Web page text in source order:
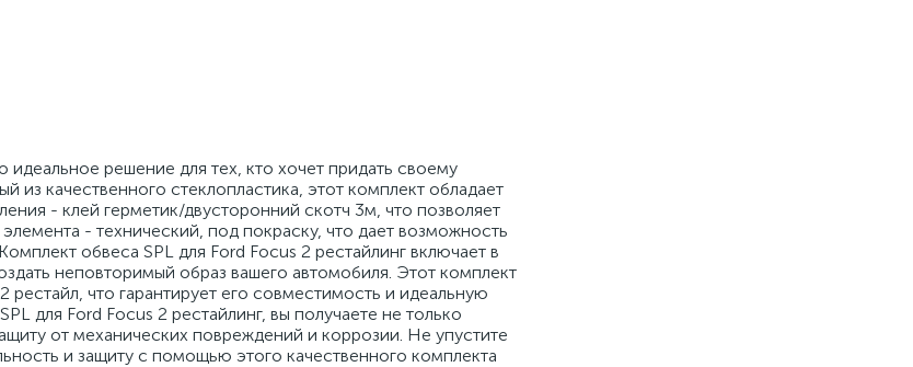
идеальное решение для тех, кто хочет придать своему
качественного стеклопластика, этот комплект обладает
- клей герметик/двусторонний скотч 3м, что позволяет
- технический, под покраску, что дает возможность
обвеса SPL для Ford Focus 2 рестайлинг включает в
неповторимый образ вашего автомобиля. Этот комплект
что гарантирует его совместимость и идеальную
для Ford Focus 2 рестайлинг, вы получаете не только
от механических повреждений и коррозии. Не упустите
и защиту с помощью этого качественного комплекта